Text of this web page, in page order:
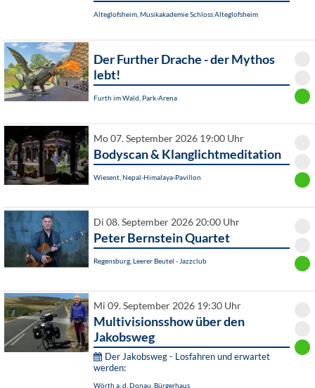
Alteglofsheim, Musikakademie Schloss Alteglofsheim
Der Further Drache - der Mythos
lebt!
Furth im Wald, Park-Arena
Mo 07. September 2026 19:00 Uhr
Bodyscan & Klanglichtmeditation
Wiesent, Nepal-Himalaya-Pavillon
Di 08. September 2026 20:00 Uhr
Peter Bernstein Quartet
Regensburg, Leerer Beutel - Jazzclub
Mi 09. September 2026 19:30 Uhr
Multivisionsshow über den
Jakobsweg
Der Jakobsweg - Losfahren und erwartet
werden:
Wörth a. d. Donau, Bürgerhaus